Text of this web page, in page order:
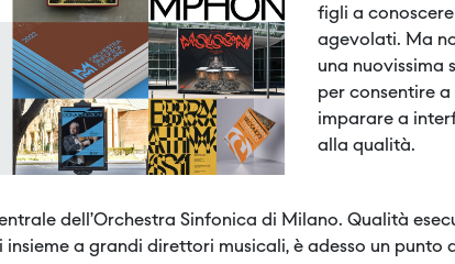
figli a
agevolati. Ma
una nuovissima
per consentire
imparare a
alla qualità.
dell’Orchestra Sinfonica di Milano. Qualità
insieme a grandi direttori musicali, è adesso un